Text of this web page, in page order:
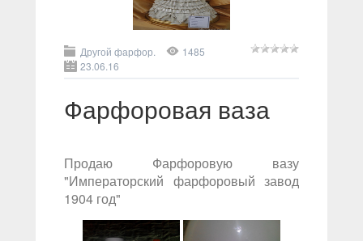
Другой фарфор.
1485
23.06.16
Фарфоровая ваза
Продаю Фарфоровую вазу
"Императорский фарфоровый завод
1904 год"